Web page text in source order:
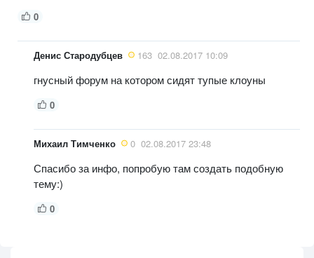
0
Денис Стародубцев 163 02.08.2017 10:09
гнусный форум на котором сидят тупые клоуны
0
Михаил Тимченко 0 02.08.2017 23:48
Спасибо за инфо, попробую там создать подобную
тему:)
0